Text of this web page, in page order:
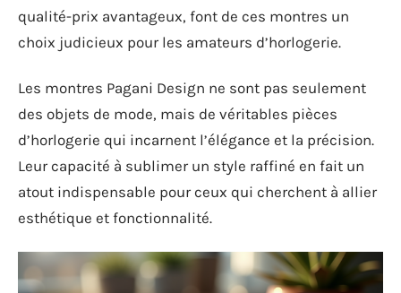
qualité-prix avantageux, font de ces montres un
choix judicieux pour les amateurs d’horlogerie.
Les montres Pagani Design ne sont pas seulement
des objets de mode, mais de véritables pièces
d’horlogerie qui incarnent l’élégance et la précision.
Leur capacité à sublimer un style raffiné en fait un
atout indispensable pour ceux qui cherchent à allier
esthétique et fonctionnalité.